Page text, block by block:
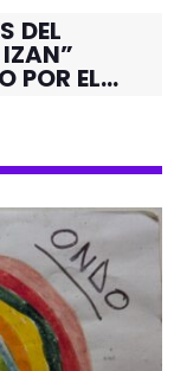
DEL
POR EL